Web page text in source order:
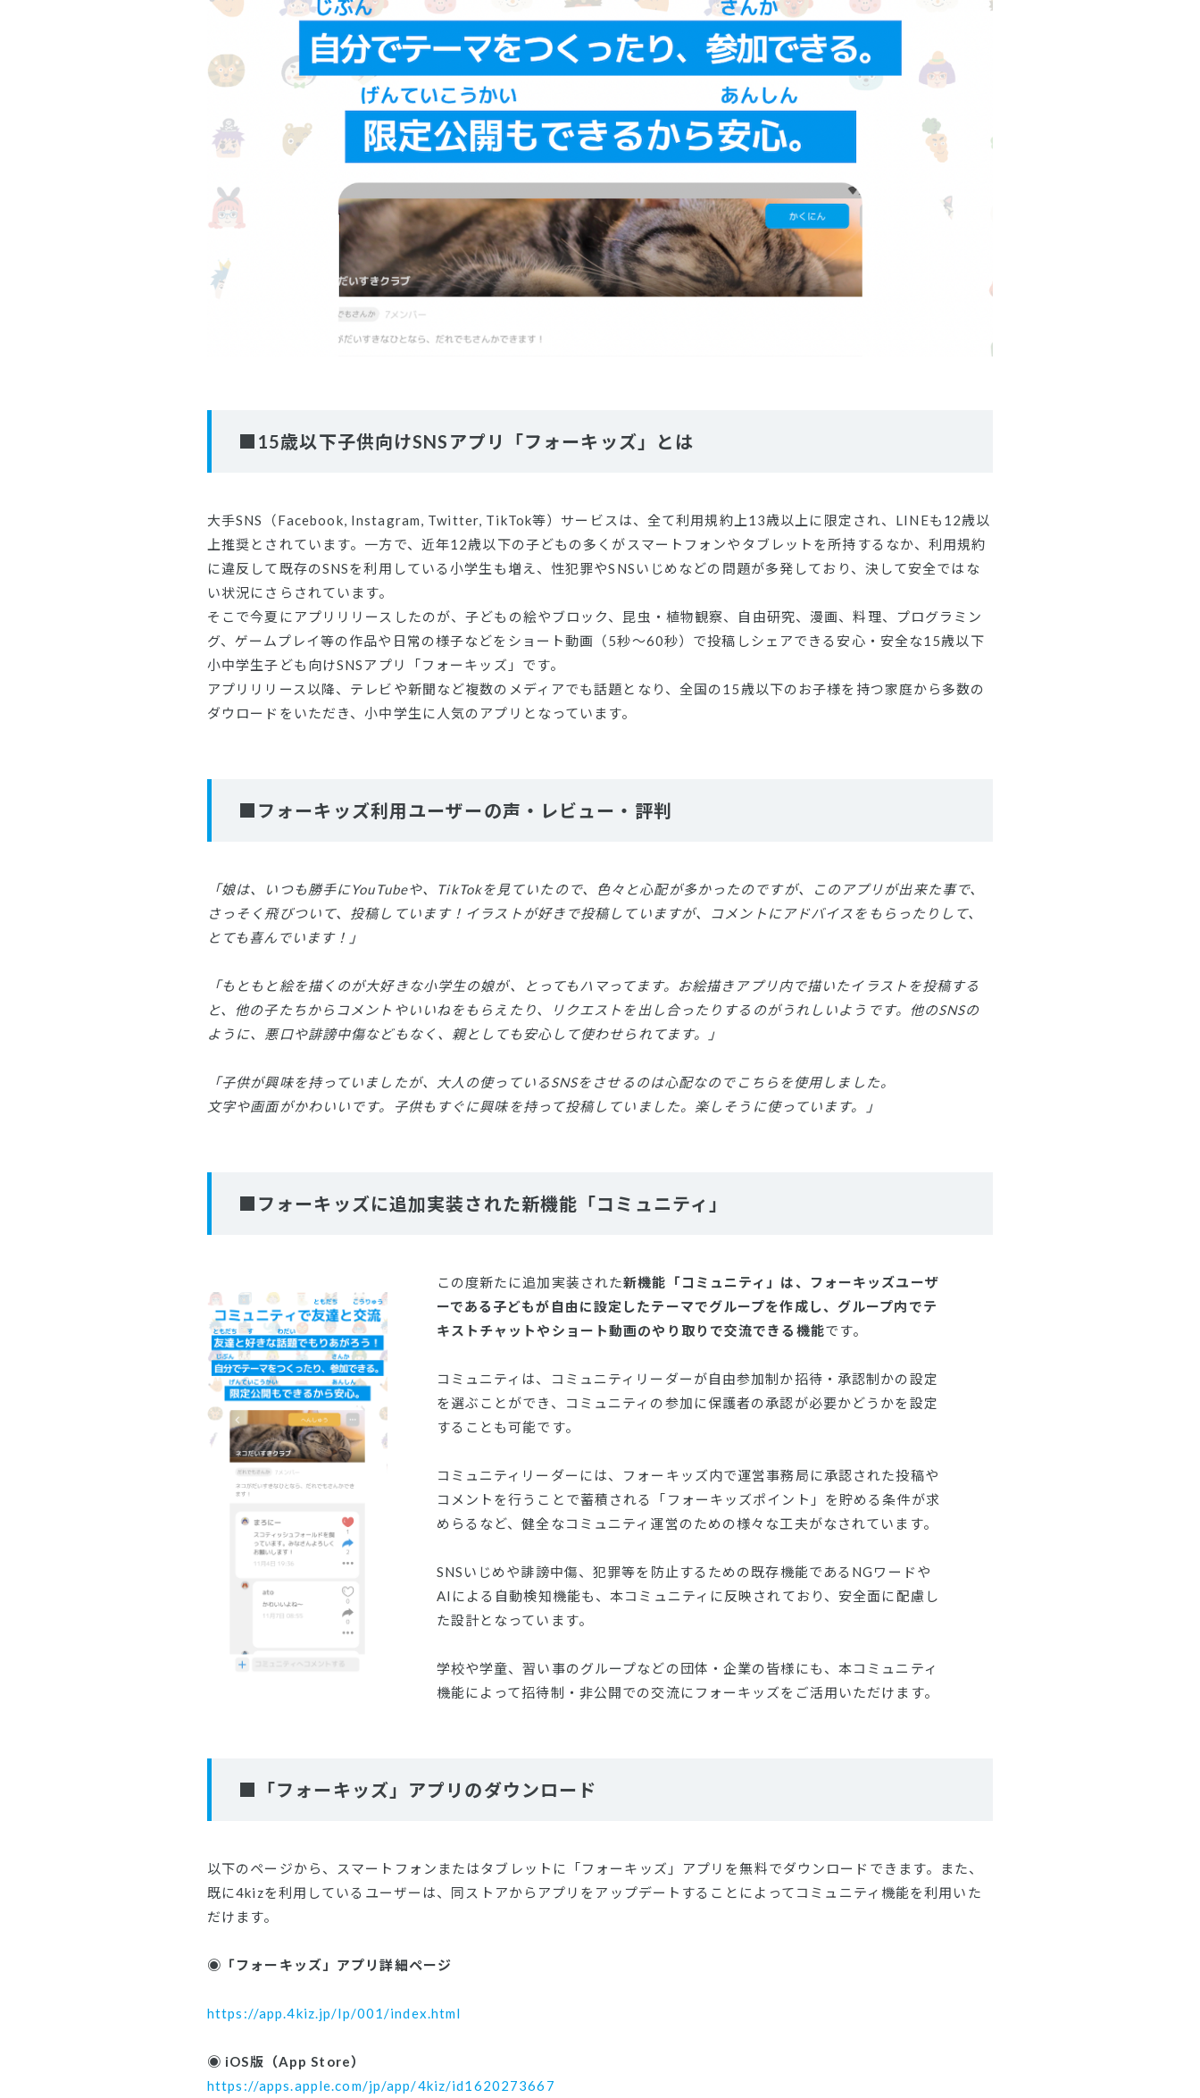
■15歳以下子供向けSNSアプリ「フォーキッズ」とは
大手SNS（Facebook, Instagram, Twitter, TikTok等）サービスは、全て利用規約上13歳以上に限定され、LINEも12歳以
上推奨とされています。一方で、近年12歳以下の子どもの多くがスマートフォンやタブレットを所持するなか、利用規約
に違反して既存のSNSを利用している小学生も増え、性犯罪やSNSいじめなどの問題が多発しており、決して安全ではな
い状況にさらされています。
そこで今夏にアプリリリースしたのが、子どもの絵やブロック、昆虫・植物観察、自由研究、漫画、料理、プログラミン
グ、ゲームプレイ等の作品や日常の様子などをショート動画（5秒〜60秒）で投稿しシェアできる安心・安全な15歳以下
小中学生子ども向けSNSアプリ「フォーキッズ」です。
アプリリリース以降、テレビや新聞など複数のメディアでも話題となり、全国の15歳以下のお子様を持つ家庭から多数の
ダウロードをいただき、小中学生に人気のアプリとなっています。
■フォーキッズ利用ユーザーの声・レビュー・評判
「娘は、いつも勝手にYouTubeや、TikTokを見ていたので、色々と心配が多かったのですが、このアプリが出来た事で、
さっそく飛びついて、投稿しています！イラストが好きで投稿していますが、コメントにアドバイスをもらったりして、
とても喜んでいます！」
「もともと絵を描くのが大好きな小学生の娘が、とってもハマってます。お絵描きアプリ内で描いたイラストを投稿する
と、他の子たちからコメントやいいねをもらえたり、リクエストを出し合ったりするのがうれしいようです。他のSNSの
ように、悪口や誹謗中傷などもなく、親としても安心して使わせられてます。」
「子供が興味を持っていましたが、大人の使っているSNSをさせるのは心配なのでこちらを使用しました。
文字や画面がかわいいです。子供もすぐに興味を持って投稿していました。楽しそうに使っています。」
■フォーキッズに追加実装された新機能「コミュニティ」
この度新たに追加実装された新機能「コミュニティ」は、フォーキッズユーザ
ーである子どもが自由に設定したテーマでグループを作成し、グループ内でテ
キストチャットやショート動画のやり取りで交流できる機能です。
コミュニティは、コミュニティリーダーが自由参加制か招待・承認制かの設定
を選ぶことができ、コミュニティの参加に保護者の承認が必要かどうかを設定
することも可能です。
コミュニティリーダーには、フォーキッズ内で運営事務局に承認された投稿や
コメントを行うことで蓄積される「フォーキッズポイント」を貯める条件が求
めらるなど、健全なコミュニティ運営のための様々な工夫がなされています。
SNSいじめや誹謗中傷、犯罪等を防止するための既存機能であるNGワードや
AIによる自動検知機能も、本コミュニティに反映されており、安全面に配慮し
た設計となっています。
学校や学童、習い事のグループなどの団体・企業の皆様にも、本コミュニティ
機能によって招待制・非公開での交流にフォーキッズをご活用いただけます。
■「フォーキッズ」アプリのダウンロード
以下のページから、スマートフォンまたはタブレットに「フォーキッズ」アプリを無料でダウンロードできます。また、
既に4kizを利用しているユーザーは、同ストアからアプリをアップデートすることによってコミュニティ機能を利用いた
だけます。
◉「フォーキッズ」アプリ詳細ページ
https://app.4kiz.jp/lp/001/index.html
​◉ iOS版（App Store）
https://apps.apple.com/jp/app/4kiz/id1620273667